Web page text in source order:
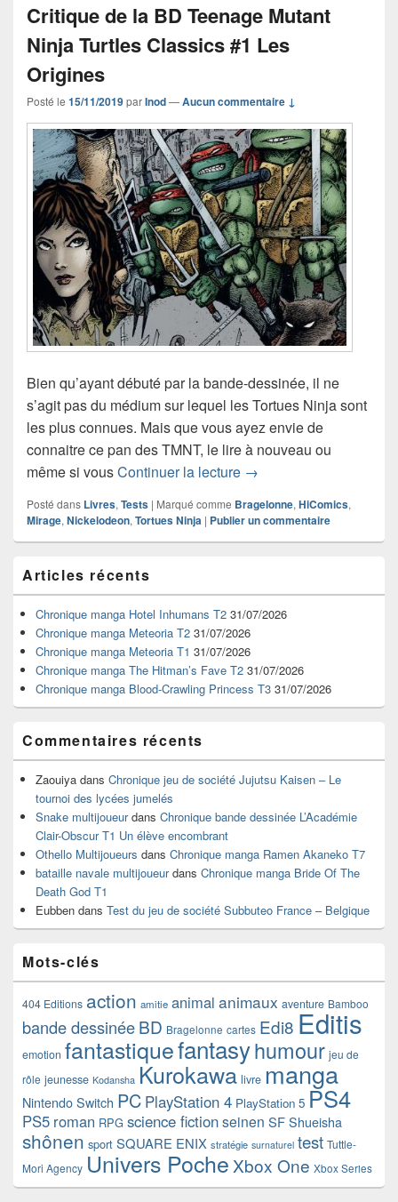
Critique de la BD Teenage Mutant
Ninja Turtles Classics #1 Les
Origines
Posté le 15/11/2019parInod—Aucun commentaire ↓
Bien qu’ayant débuté par la bande-dessinée, il ne
s’agit pas du médium sur lequel les Tortues Ninja sont
les plus connues. Mais que vous ayez envie de
connaitre ce pan des TMNT, le lire à nouveau ou
même si vousContinuer la lecture Critique de la BD
→
Posté dans Livres, Tests | Marqué comme Bragelonne, HiComics,
Mirage, Nickelodeon, Tortues Ninja | Publier un commentaire
principale
de
widget
pour
barre
latérale
Articles récents
Chronique manga Hotel Inhumans T2 31/07/2026
Chronique manga Meteoria T2 31/07/2026
Chronique manga Meteoria T1 31/07/2026
Chronique manga The Hitman’s Fave T2 31/07/2026
Chronique manga Blood-Crawling Princess T3 31/07/2026
Commentaires récents
Zaouiya dans Chronique jeu de société Jujutsu Kaisen – Le
tournoi des lycées jumelés
Snake multijoueurdans Chronique bande dessinée L’Académie
Clair-Obscur T1 Un élève encombrant
Othello Multijoueurs dans Chronique manga Ramen Akaneko T7
bataille navale multijoueurdans Chronique manga Bride Of The
Death God T1
Eubben dans Test du jeu de société Subbuteo France – Belgique
Mots-clés
404 Editions action amitie animal animaux aventure Bamboo
bande dessinéeBD Bragelonne cartes Edi8 Editis
emotion fantastiquefantasyhumour jeu de
rôle jeunesse Kodansha Kurokawa livre manga
Nintendo Switch PC PlayStation 4 PlayStation 5 PS4
PS5 roman RPG science fictionseinen SF Shueisha
shônen sport SQUARE ENIX stratégie surnaturel test Tuttle-
Mori Agency Univers Poche Xbox One Xbox Series